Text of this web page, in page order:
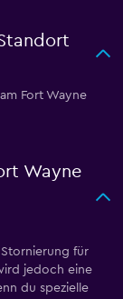
Fort Wayne
Wayne
für
jedoch eine
du spezielle